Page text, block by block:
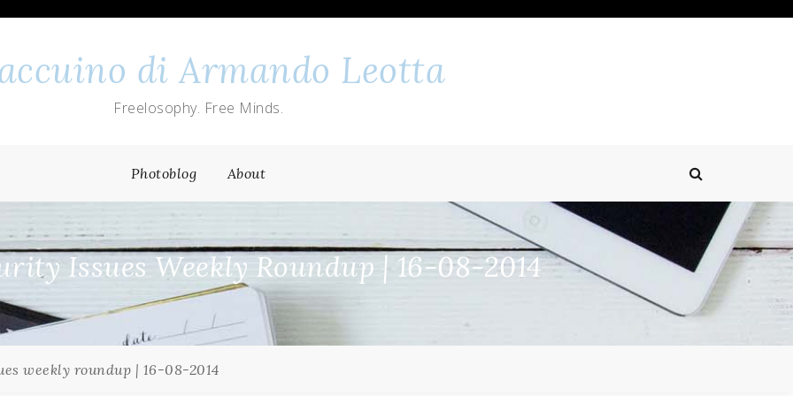
di Armando Leotta
Freelosophy. Free Minds.
Photoblog About
Issues Weekly Roundup | 16-08-2014
weekly roundup | 16-08-2014